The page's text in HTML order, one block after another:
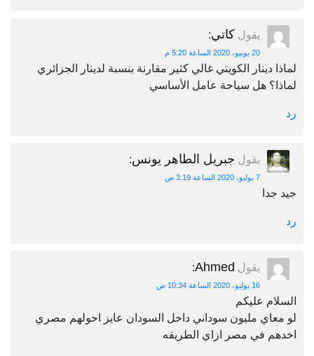
يقول كاتي:
20 يونيو، 2020 الساعة 5:20 م
لماذا دينار الكويتي غالي كثير مقارنة بنسبة لدينار الجزائري
لماذا؟ هل سياحة عامل الأساسي
رد
يقول جبريل الطاهر يونس:
7 يوليو، 2020 الساعة 3:19 ص
جيد جدا
رد
يقول Ahmed
:
16 يوليو، 2020 الساعة 10:34 ص
السلام عليكم
لو معاي مليون سوداني داخل السودان عايز احولهم مصري
اخدهم في مصر ازاي الطريقه